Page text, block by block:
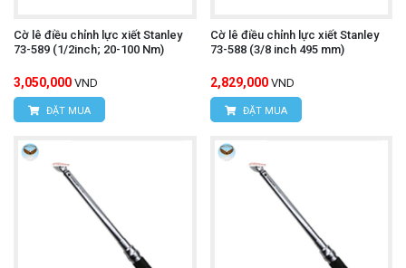
Cờ lê điều chỉnh lực xiết Stanley
73-589 (1/2inch; 20-100 Nm)
3,050,000 VND
ĐẶT MUA
Cờ lê điều chỉnh lực xiết Stanley
73-588 (3/8 inch 495 mm)
2,829,000 VND
ĐẶT MUA